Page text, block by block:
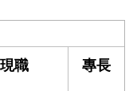
現職 專長